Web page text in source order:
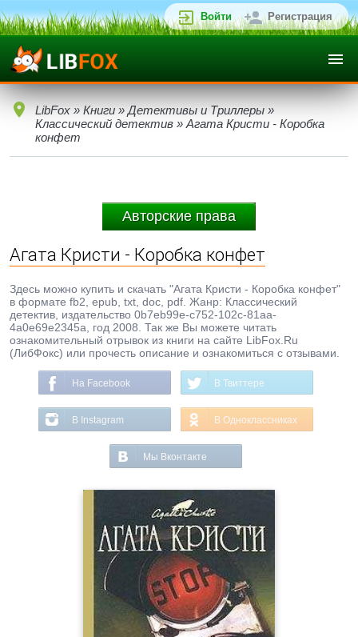
Войти Регистрация
LibFox » Книги » Детективы и Триллеры »
Классический детектив » Агата Кристи - Коробка
конфет
Авторские права
Агата Кристи - Коробка конфет
Здесь можно купить и скачать "Агата Кристи - Коробка конфет"
в формате fb2, epub, txt, doc, pdf. Жанр: Классический
детектив, издательство 0b7eb99e-c752-102c-81aa-
4a0e69e2345a, год 2008. Так же Вы можете читать
ознакомительный отрывок из книги на сайте LibFox.Ru
(ЛибФокс) или прочесть описание и ознакомиться с отзывами.
На Facebook В Твиттере
В Instagram В Одноклассниках
Мы Вконтакте